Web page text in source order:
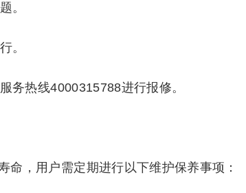
。
。
务热线4000315788进行报修。
命，用户需定期进行以下维护保养事项：